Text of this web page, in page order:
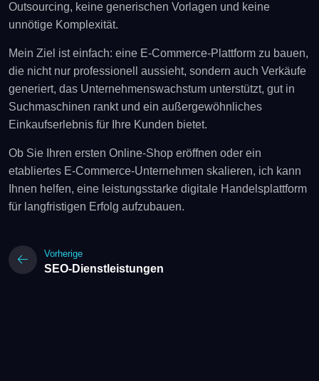
Outsourcing, keine generischen Vorlagen und keine
unnötige Komplexität.
Mein Ziel ist einfach: eine E-Commerce-Plattform zu bauen,
die nicht nur professionell aussieht, sondern auch Verkäufe
generiert, das Unternehmenswachstum unterstützt, gut in
Suchmaschinen rankt und ein außergewöhnliches
Einkaufserlebnis für Ihre Kunden bietet.
Ob Sie Ihren ersten Online-Shop eröffnen oder ein
etabliertes E-Commerce-Unternehmen skalieren, ich kann
Ihnen helfen, eine leistungsstarke digitale Handelsplattform
für langfristigen Erfolg aufzubauen.
Vorherige
SEO-Dienstleistungen